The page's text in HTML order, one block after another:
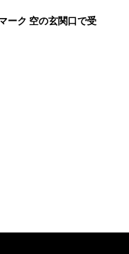
ーク 空の玄関口で受